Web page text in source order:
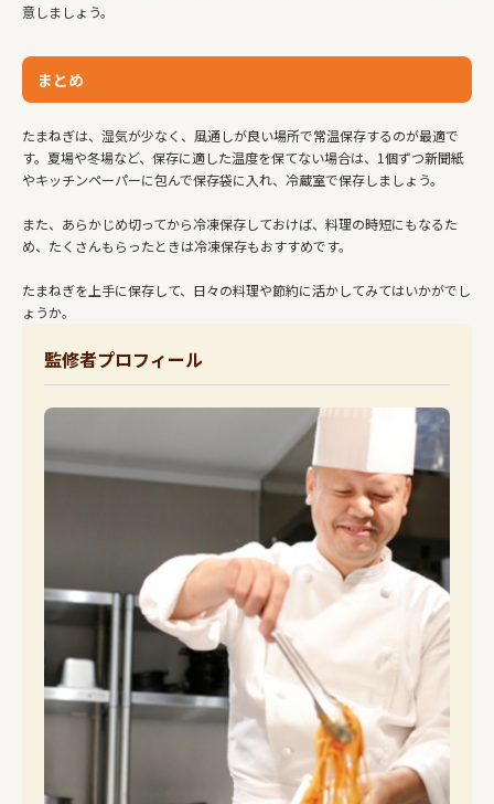
意しましょう。
まとめ
たまねぎは、湿気が少なく、風通しが良い場所で常温保存するのが最適で
す。夏場や冬場など、保存に適した温度を保てない場合は、1個ずつ新聞紙
やキッチンペーパーに包んで保存袋に入れ、冷蔵室で保存しましょう。
また、あらかじめ切ってから冷凍保存しておけば、料理の時短にもなるた
め、たくさんもらったときは冷凍保存もおすすめです。
たまねぎを上手に保存して、日々の料理や節約に活かしてみてはいかがでし
ょうか。
監修者プロフィール